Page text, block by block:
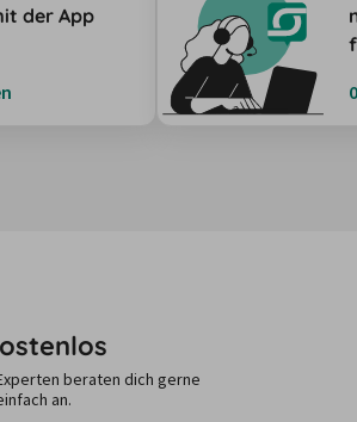
der App
beraten dich gerne
an.